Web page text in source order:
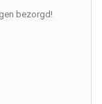
bezorgd!